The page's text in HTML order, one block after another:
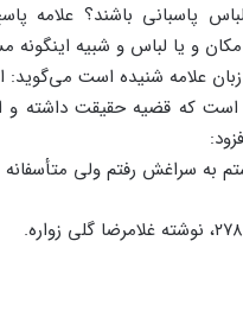
پاسبانى باشند؟
و یا لباس و شبیه اینگونه
علامه شنیده است
که قضیه حقیقت داشته و او
به سراغش رفتم ولى